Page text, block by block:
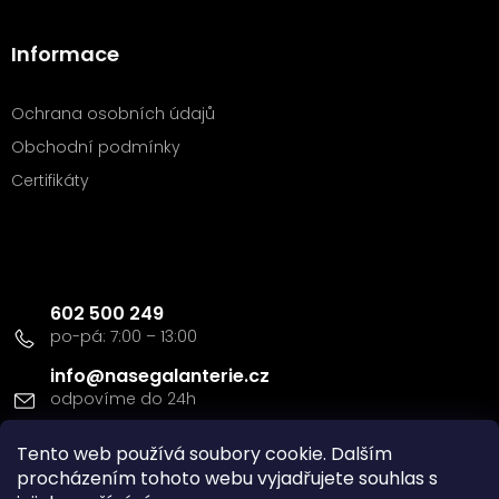
Tento web používá soubory cookie. Dalším
procházením tohoto webu vyjadřujete souhlas s
Informace
Ochrana osobních údajů
Obchodní podmínky
Certifikáty
info@nasegalanterie.cz
602 500 249
Doprava a platba